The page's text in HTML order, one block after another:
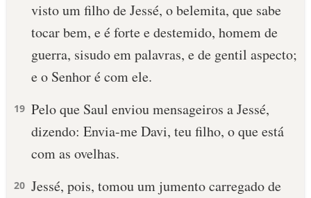
visto um filho de Jessé, o belemita, que sabe
tocar bem, e é forte e destemido, homem de
guerra, sisudo em palavras, e de gentil aspecto;
e o Senhor é com ele.
19 Pelo que Saul enviou mensageiros a Jessé,
dizendo: Envia-me Davi, teu filho, o que está
com as ovelhas.
20 Jessé, pois, tomou um jumento carregado de